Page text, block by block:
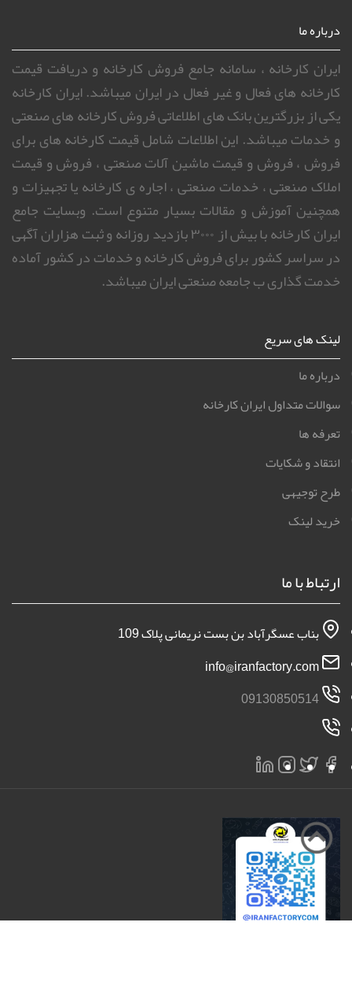
درباره ما
ایران کارخانه ، سامانه جامع فروش کارخانه و دریافت قیمت
کارخانه های فعال و غیر فعال در ایران میباشد. ایران کارخانه
یکی از بزرگترین بانک های اطلاعاتی فروش کارخانه های صنعتی
و خدمات میباشد. این اطلاعات شامل قیمت کارخانه های برای
فروش ، فروش و قیمت ماشین آلات صنعتی ، فروش و قیمت
املاک صنعتی ، خدمات صنعتی ، اجاره ی کارخانه یا تجهیزات و
همچنین آموزش و مقالات بسیار متنوع است. وبسایت جامع
ایران کارخانه با بیش از ۳۰۰۰ بازدید روزانه و ثبت هزاران آگهی
در سراسر کشور برای فروش کارخانه و خدمات در کشور آماده
خدمت گذاری ب جامعه صنعتی ایران میباشد.
لینک های سریع
درباره ما
سوالات متداول ایران کارخانه
تعرفه ها
انتقاد و شکایات
طرح توجیهی
خرید لینک
ارتباط با ما
بناب عسگرآباد بن بست نریمانی پلاک 109
09130850514